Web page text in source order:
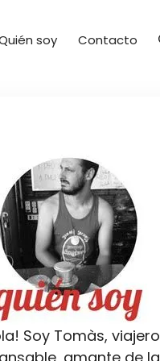
soy Contacto
Soy Tomàs, viajero